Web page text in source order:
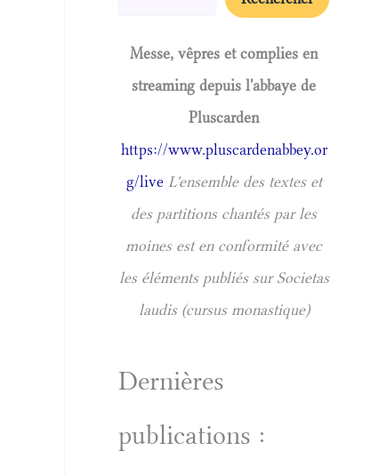
Messe, vêpres et complies en
streaming depuis l'abbaye de
Pluscarden
https://www.pluscardenabbey.or
g/live L'ensemble des textes et
des partitions chantés par les
moines est en conformité avec
les éléments publiés sur Societas
laudis (cursus monastique)
Dernières
publications :